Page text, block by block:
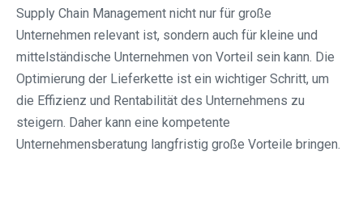
Supply Chain Management nicht nur für große
Unternehmen relevant ist, sondern auch für kleine und
mittelständische Unternehmen von Vorteil sein kann. Die
Optimierung der Lieferkette ist ein wichtiger Schritt, um
die Effizienz und Rentabilität des Unternehmens zu
steigern. Daher kann eine kompetente
Unternehmensberatung langfristig große Vorteile bringen.